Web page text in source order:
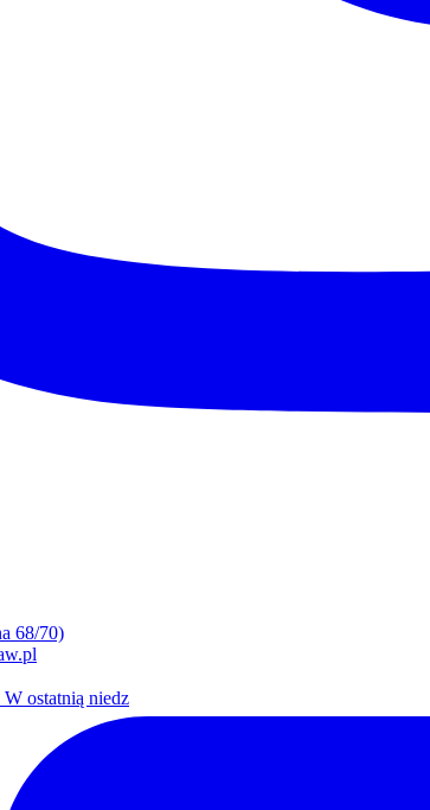
68/70)
ostatnią niedz